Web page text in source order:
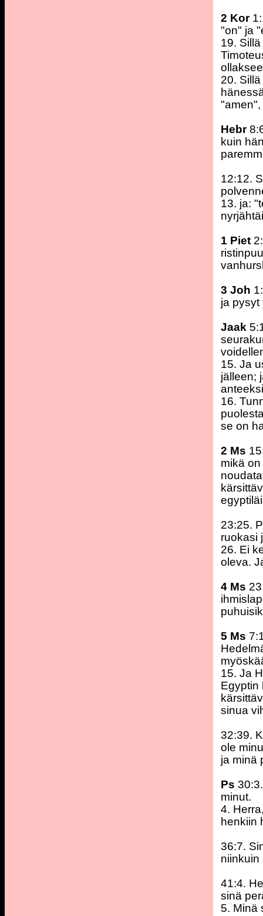
2 Kor
"on" ja
19.
20.
Hebr
kuin
12:12.
13. ja:
1 Piet
3 Joh
ja pysyt
Jaak
15. Ja
jälleen;
16.
se on
2 Ms
mikä
23:25.
ruokasi
26. Ei
oleva.
4 Ms
5 Ms
15. Ja
Egyptin
sinua
32:39.
ole
ja minä
Ps
minut.
4.
henkiin
36:7.
niinkuin
41:4.
sinä
5. Minä